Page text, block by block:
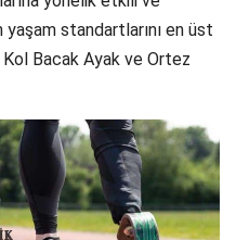
standartlarını en üst
Bacak Ayak ve Ortez